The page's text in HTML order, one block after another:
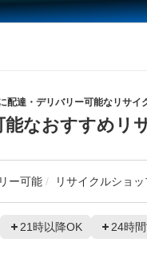
配達・デリバリー可能なリサイ
能なおすすめリ
ー可能 リサイクルショ
21時以降OK 24時